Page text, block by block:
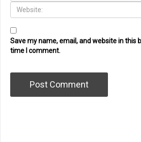
Save my name, email, and website in this
time I comment.